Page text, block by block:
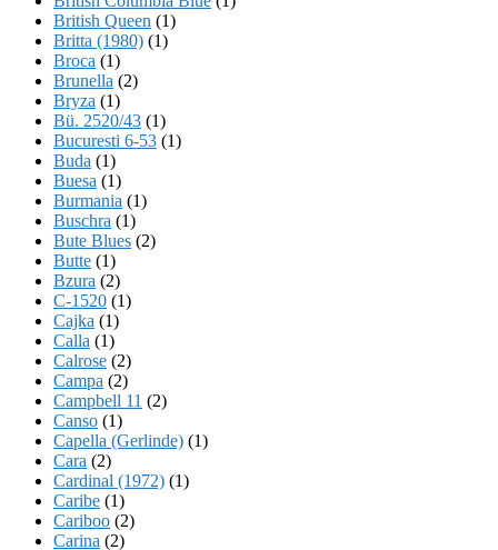
British Queen (1)
Britta (1980) (1)
Broca (1)
Brunella (2)
Bryza (1)
Bü. 2520/43 (1)
Bucuresti 6-53 (1)
Buda (1)
Buesa (1)
Burmania (1)
Buschra (1)
Bute Blues (2)
Butte (1)
Bzura (2)
C-1520 (1)
Cajka (1)
Calla (1)
Calrose (2)
Campa (2)
Campbell 11 (2)
Canso (1)
Capella (Gerlinde) (1)
Cara (2)
Cardinal (1972) (1)
Caribe (1)
Cariboo (2)
Carina (2)